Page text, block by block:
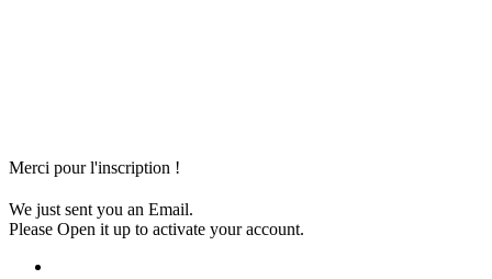
Merci pour l'inscription !
We just sent you an Email.
Please Open it up to activate your account.